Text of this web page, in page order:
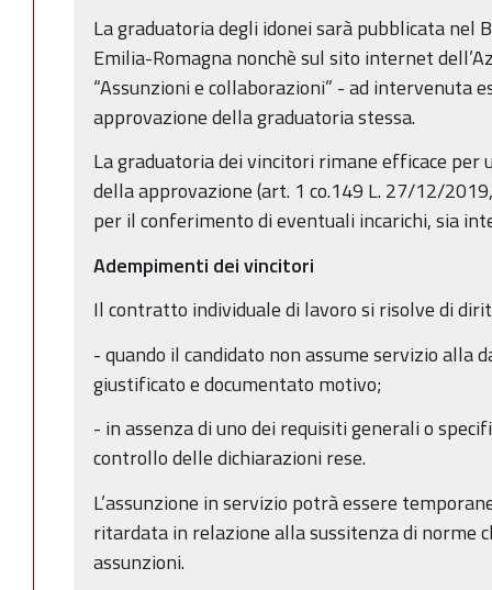
La graduatoria degli idonei sarà pubblicata nel
Emilia-Romagna nonchè sul sito internet
“Assunzioni e collaborazioni” - ad intervenuta
approvazione della graduatoria stessa.
La graduatoria dei vincitori rimane efficace per
della approvazione (art. 1 co.149 L. 27/12/
per il conferimento di eventuali incarichi, sia
Adempimenti dei vincitori
Il contratto individuale di lavoro si risolve di
- quando il candidato non assume servizio alla
giustificato e documentato motivo;
- in assenza di uno dei requisiti generali o
controllo delle dichiarazioni rese.
L’assunzione in servizio potrà essere
ritardata in relazione alla sussitenza di norme
assunzioni.